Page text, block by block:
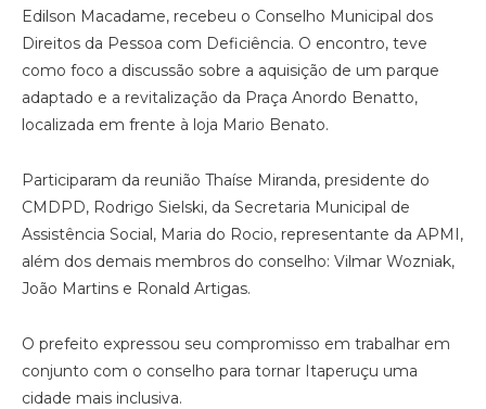
Edilson Macadame, recebeu o Conselho Municipal dos
Direitos da Pessoa com Deficiência. O encontro, teve
como foco a discussão sobre a aquisição de um parque
adaptado e a revitalização da Praça Anordo Benatto,
localizada em frente à loja Mario Benato.
Participaram da reunião Thaíse Miranda, presidente do
CMDPD, Rodrigo Sielski, da Secretaria Municipal de
Assistência Social, Maria do Rocio, representante da APMI,
além dos demais membros do conselho: Vilmar Wozniak,
João Martins e Ronald Artigas.
O prefeito expressou seu compromisso em trabalhar em
conjunto com o conselho para tornar Itaperuçu uma
cidade mais inclusiva.